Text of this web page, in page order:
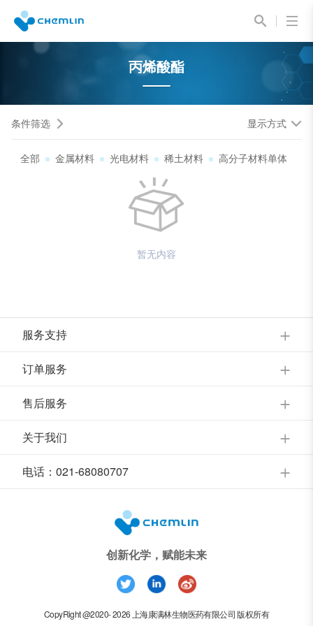
丙烯酸酯
条件筛选 显示方式
全部 金属材料 光电材料 稀土材料 高分子材料单体
暂无内容
服务支持
订单服务
售后服务
关于我们
电话：021-68080707
创新化学，赋能未来
CopyRight @2020- 2026 上海康满林生物医药有限公司 版权所有